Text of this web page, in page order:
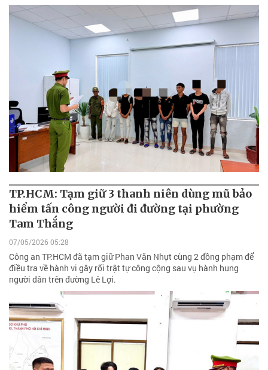
TP.HCM: Tạm giữ 3 thanh niên dùng mũ bảo
hiểm tấn công người đi đường tại phường
Tam Thắng
07/05/2026 05:28
Công an TP.HCM đã tạm giữ Phan Văn Nhựt cùng 2 đồng phạm để
điều tra về hành vi gây rối trật tự công cộng sau vụ hành hung
người dân trên đường Lê Lợi.